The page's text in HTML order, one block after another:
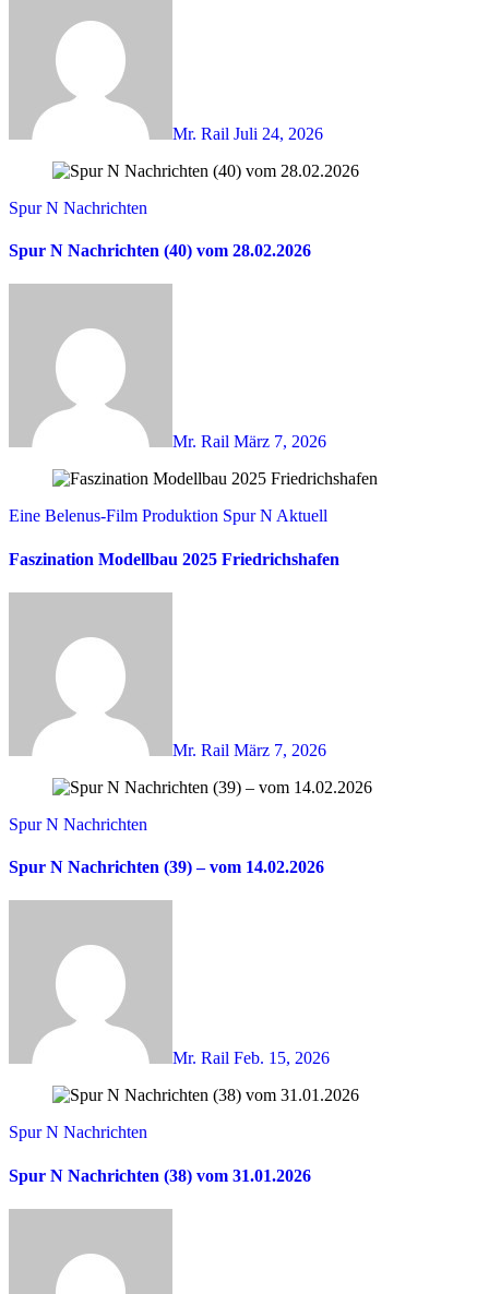
Mr. Rail Juli 24, 2026
Spur N Nachrichten
Spur N Nachrichten (40) vom 28.02.2026
Mr. Rail März 7, 2026
Eine Belenus-Film Produktion Spur N Aktuell
Faszination Modellbau 2025 Friedrichshafen
Mr. Rail März 7, 2026
Spur N Nachrichten
Spur N Nachrichten (39) – vom 14.02.2026
Mr. Rail Feb. 15, 2026
Spur N Nachrichten
Spur N Nachrichten (38) vom 31.01.2026